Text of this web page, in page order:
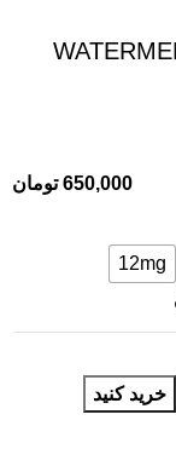
650,000 تومان
12mg
خرید کنید